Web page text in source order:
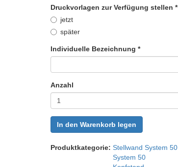
Druckvorlagen zur Verfügung stellen *
jetzt
später
Individuelle Bezeichnung *
Anzahl
In den Warenkorb legen
Produktkategorie: Stellwand System 50
System 50